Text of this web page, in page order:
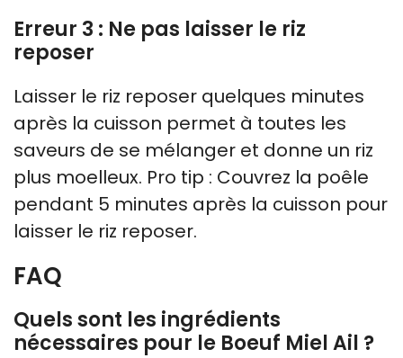
Erreur 3 : Ne pas laisser le riz
reposer
Laisser le riz reposer quelques minutes
après la cuisson permet à toutes les
saveurs de se mélanger et donne un riz
plus moelleux. Pro tip : Couvrez la poêle
pendant 5 minutes après la cuisson pour
laisser le riz reposer.
FAQ
Quels sont les ingrédients
nécessaires pour le Boeuf Miel Ail ?